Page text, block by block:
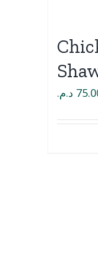
د.م.